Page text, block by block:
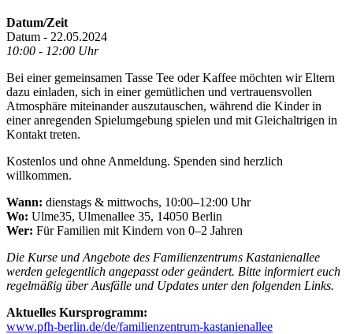
Datum/Zeit
Datum - 22.05.2024
10:00 - 12:00 Uhr
Bei einer gemeinsamen Tasse Tee oder Kaffee möchten wir Eltern
dazu einladen, sich in einer gemütlichen und vertrauensvollen
Atmosphäre miteinander auszutauschen, während die Kinder in
einer anregenden Spielumgebung spielen und mit Gleichaltrigen in
Kontakt treten.
Kostenlos und ohne Anmeldung. Spenden sind herzlich
willkommen.
Wann: dienstags & mittwochs, 10:00–12:00 Uhr
Wo: Ulme35, Ulmenallee 35, 14050 Berlin
Wer: Für Familien mit Kindern von 0–2 Jahren
Die Kurse und Angebote des Familienzentrums Kastanienallee
werden gelegentlich angepasst oder geändert. Bitte informiert euch
regelmäßig über Ausfälle und Updates unter den folgenden Links.
Aktuelles Kursprogramm:
www.pfh-berlin.de/de/familienzentrum-kastanienallee